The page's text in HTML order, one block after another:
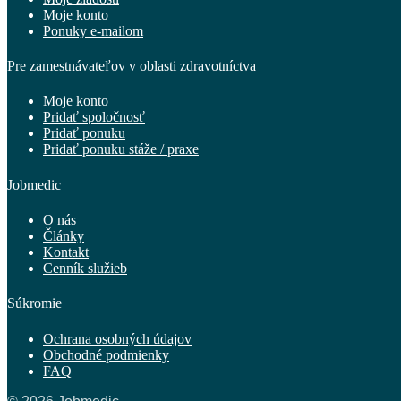
Moje konto
Ponuky e-mailom
Pre zamestnávateľov v oblasti zdravotníctva
Moje konto
Pridať spoločnosť
Pridať ponuku
Pridať ponuku stáže / praxe
Jobmedic
O nás
Články
Kontakt
Cenník služieb
Súkromie
Ochrana osobných údajov
Obchodné podmienky
FAQ